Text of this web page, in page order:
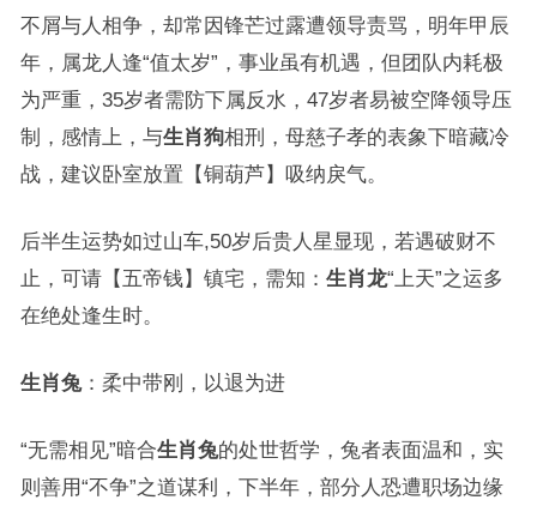
不屑与人相争，却常因锋芒过露遭领导责骂，明年甲辰
年，属龙人逢“值太岁”，事业虽有机遇，但团队内耗极
为严重，35岁者需防下属反水，47岁者易被空降领导压
制，感情上，与生肖狗相刑，母慈子孝的表象下暗藏冷
战，建议卧室放置【铜葫芦】吸纳戾气。
后半生运势如过山车,50岁后贵人星显现，若遇破财不
止，可请【五帝钱】镇宅，需知： 生肖龙“上天”之运多
在绝处逢生时。
生肖兔：柔中带刚，以退为进
“无需相见”暗合生肖兔的处世哲学，兔者表面温和，实
则善用“不争”之道谋利，下半年，部分人恐遭职场边缘